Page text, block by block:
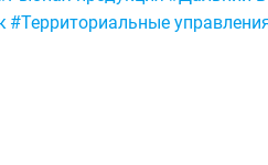
#Территориальные